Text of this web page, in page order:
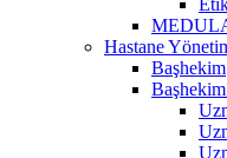
Hastane
Başhekim
Başhekim